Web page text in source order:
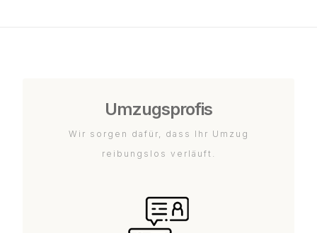
Umzugsprofis
Wir sorgen dafür, dass Ihr Umzug
reibungslos verläuft.